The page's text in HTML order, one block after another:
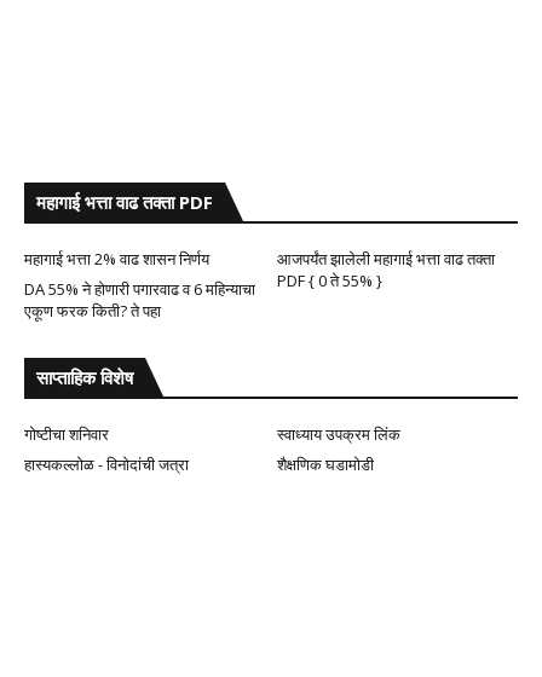
महागाई भत्ता वाढ तक्ता PDF
महागाई भत्ता 2% वाढ शासन निर्णय
आजपर्यंत झालेली महागाई भत्ता वाढ तक्ता
PDF { 0 ते 55% }
DA 55% ने होणारी पगारवाढ व 6 महिन्याचा
एकूण फरक किती? ते पहा
साप्ताहिक विशेष
गोष्टीचा शनिवार
स्वाध्याय उपक्रम लिंक
हास्यकल्लोळ - विनोदांची जत्रा
शैक्षणिक घडामोडी